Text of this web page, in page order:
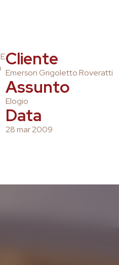
Cliente
Emerson Grigoletto Roveratti
Assunto
Elogio
Data
28 mar 2009